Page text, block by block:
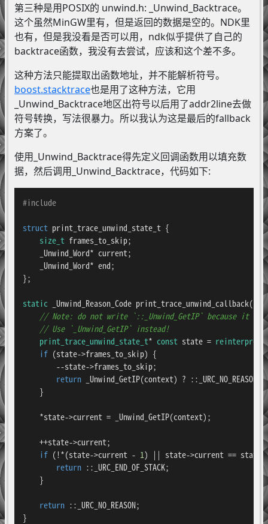
第三种是用POSIX的 unwind.h: _Unwind_Backtrace。
这个虽然MinGW里有，但是返回的数据是空的。NDK里
也有，但是我没看是否可以用，ndk似乎提供了自己的
backtrace函数，我没有去尝试，应该和这个差不多。
这种方法只能提取出函数地址，并不能解析符号。
boost.stacktrace也是用了这种方法，它用
_Unwind_Backtrace地区出符号以后用了addr2line去做
符号转换，写法很暴力。所以我认为这是最后的fallback
方案了。
使用_Unwind_Backtrace得先定义回调函数用以填充数
据，然后调用_Unwind_Backtrace，代码如下:
#include
struct print_trace_unwind_state_t {
size_t frames_to_skip;
    _Unwind_Word* current;
    _Unwind_Word* end;
};
static _Unwind_Reason_Code print_trace_unwind_callback
// Note: do not write `::_Unwind_GetIP` because it is
// Use `_Unwind_GetIP` instead!
print_trace_unwind_state_t* const state =
if (state->frames_to_skip) {
        --state->frames_to_skip;
return _Unwind_GetIP(context) ? ::_URC_NO_REASON :
    }
    *state->current = _Unwind_GetIP(context);
    ++state->current;
if (!*(state->current - 1) || state->current == state-
return ::_URC_END_OF_STACK;
    }
return ::_URC_NO_REASON;
}